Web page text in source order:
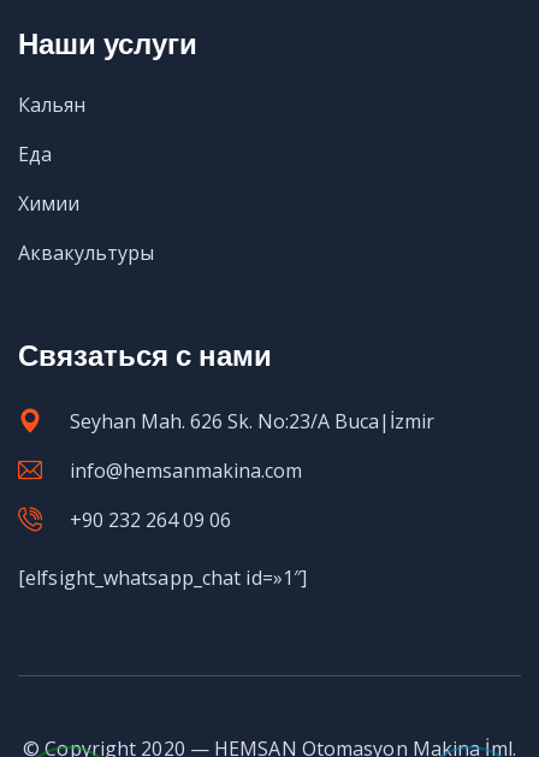
Наши услуги
Кальян
Еда
Химии
Аквакультуры
Связаться с нами
Seyhan Mah. 626 Sk. No:23/A Buca|İzmir
info@hemsanmakina.com
+90 232 264 09 06
[elfsight_whatsapp_chat id=»1″]
© Copyright 2020 — HEMSAN Otomasyon Makina İml.